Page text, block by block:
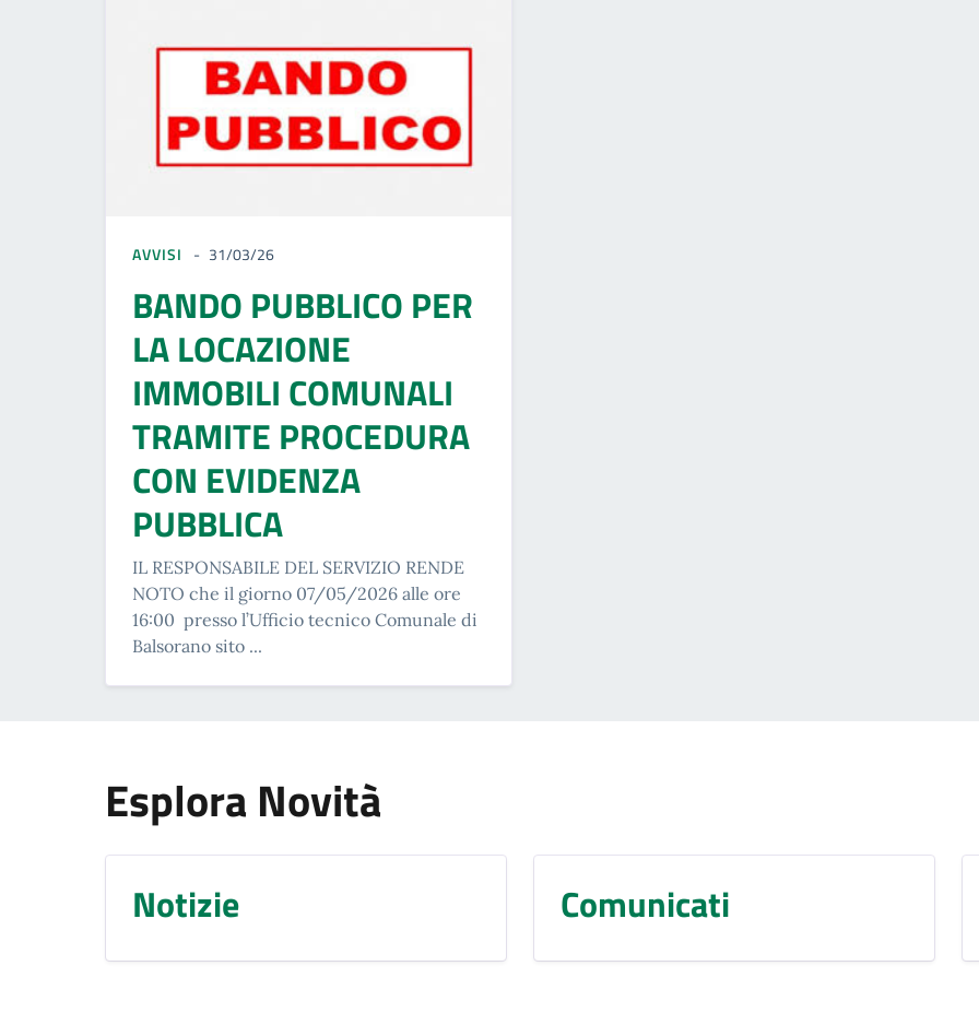
AVVISI 31/03/26
BANDO PUBBLICO PER
LA LOCAZIONE
IMMOBILI COMUNALI
TRAMITE PROCEDURA
CON EVIDENZA
PUBBLICA
IL RESPONSABILE DEL SERVIZIO RENDE
NOTO che il giorno 07/05/2026 alle ore
16:00 presso l’Ufficio tecnico Comunale di
Balsorano sito ...
Esplora Novità
Notizie Comunicati